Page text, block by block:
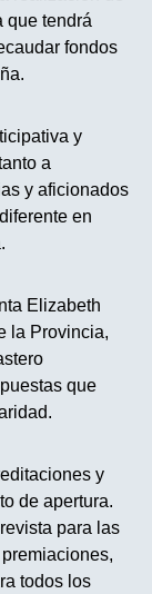
que tendrá
fondos
y
a
y aficionados
en
Elizabeth
la Provincia,
que
y
de apertura.
para las
todos los